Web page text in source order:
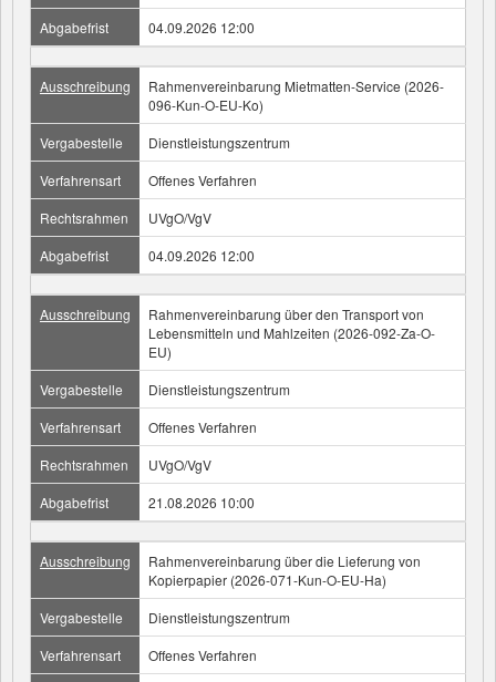
Abgabefrist
04.09.2026 12:00
Ausschreibung
Rahmenvereinbarung Mietmatten-Service (2026-
096-Kun-O-EU-Ko)
Vergabestelle
Dienstleistungszentrum
Verfahrensart
Offenes Verfahren
Rechtsrahmen
UVgO/VgV
Abgabefrist
04.09.2026 12:00
Ausschreibung
Rahmenvereinbarung über den Transport von
Lebensmitteln und Mahlzeiten (2026-092-Za-O-
EU)
Vergabestelle
Dienstleistungszentrum
Verfahrensart
Offenes Verfahren
Rechtsrahmen
UVgO/VgV
Abgabefrist
21.08.2026 10:00
Ausschreibung
Rahmenvereinbarung über die Lieferung von
Kopierpapier (2026-071-Kun-O-EU-Ha)
Vergabestelle
Dienstleistungszentrum
Verfahrensart
Offenes Verfahren